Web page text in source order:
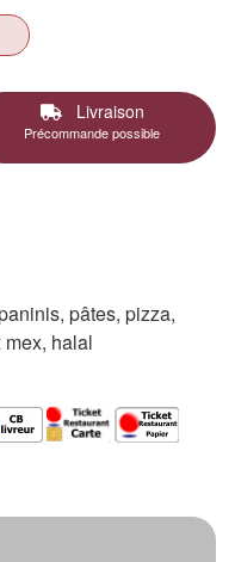
Livraison
Précommande possible
pâtes, pizza,
halal